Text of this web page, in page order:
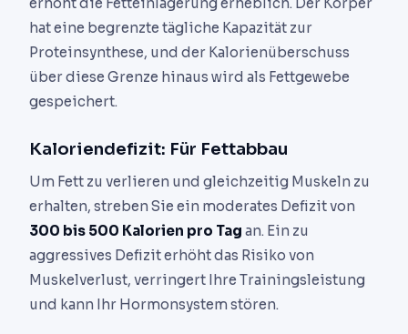
hat eine begrenzte tägliche Kapazität zur
Proteinsynthese, und der Kalorienüberschuss
über diese Grenze hinaus wird als Fettgewebe
gespeichert.
Kaloriendefizit: Für Fettabbau
Um Fett zu verlieren und gleichzeitig Muskeln zu
erhalten, streben Sie ein moderates Defizit von
300 bis 500 Kalorien pro Tag an. Ein zu
aggressives Defizit erhöht das Risiko von
Muskelverlust, verringert Ihre Trainingsleistung
und kann Ihr Hormonsystem stören.